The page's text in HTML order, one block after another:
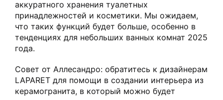
аккуратного хранения туалетных
принадлежностей и косметики. Мы ожидаем,
что таких функций будет больше, особенно в
тенденциях для небольших ванных комнат 2025
года.
Совет от Аллесандро: обратитесь к дизайнерам
LAPARET для помощи в создании интерьера из
керамогранита, в который можно будет